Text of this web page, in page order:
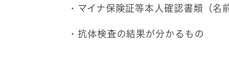
・マイナ保険証等本人確認書類（
・抗体検査の結果が分かるもの